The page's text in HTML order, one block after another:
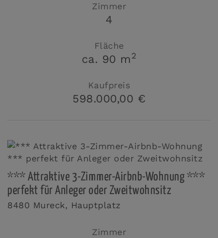
Zimmer
4
Fläche
ca. 90 m 2
Kaufpreis
598.000,00 €
*** Attraktive 3-Zimmer-Airbnb-Wohnung ***
perfekt für Anleger oder Zweitwohnsitz
8480 Mureck, Hauptplatz
Zimmer